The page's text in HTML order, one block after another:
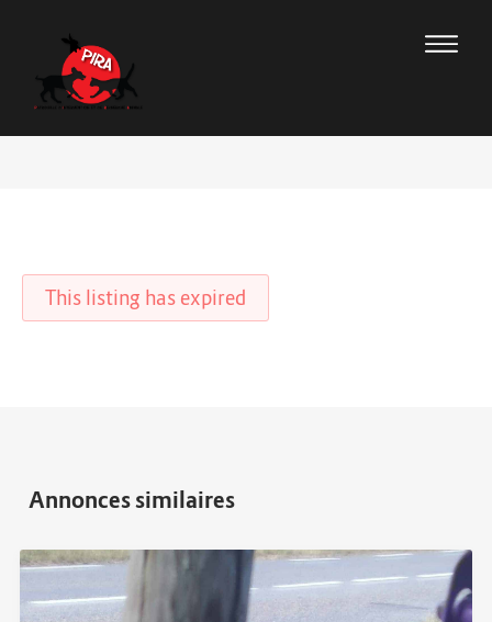
This listing has expired